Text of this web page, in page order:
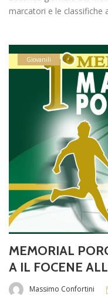
marcatori e le classifiche
Giovanili
MEMORIAL
A IL FOCENE
Massimo Confortini